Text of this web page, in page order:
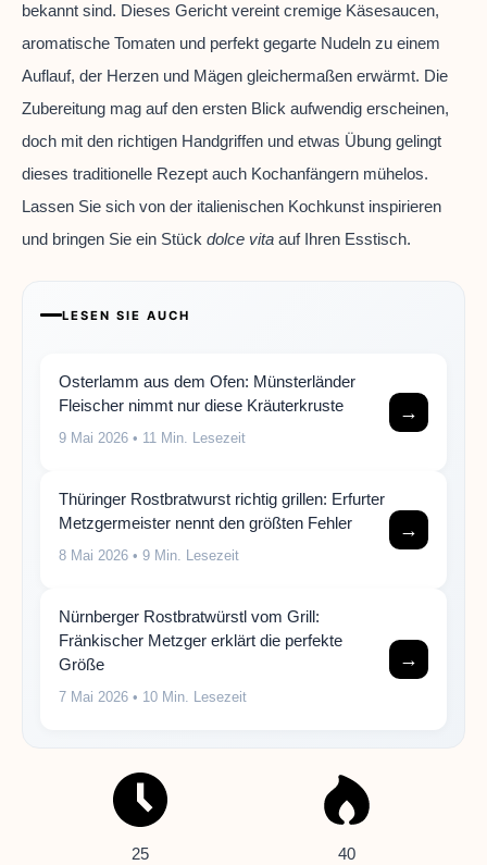
bekannt sind. Dieses Gericht vereint cremige Käsesaucen,
aromatische Tomaten und perfekt gegarte Nudeln zu einem
Auflauf, der Herzen und Mägen gleichermaßen erwärmt. Die
Zubereitung mag auf den ersten Blick aufwendig erscheinen,
doch mit den richtigen Handgriffen und etwas Übung gelingt
dieses traditionelle Rezept auch Kochanfängern mühelos.
Lassen Sie sich von der italienischen Kochkunst inspirieren
und bringen Sie ein Stück dolce vita auf Ihren Esstisch.
LESEN SIE AUCH
Osterlamm aus dem Ofen: Münsterländer
Fleischer nimmt nur diese Kräuterkruste
9 Mai 2026 • 11 Min. Lesezeit
→
Thüringer Rostbratwurst richtig grillen: Erfurter
Metzgermeister nennt den größten Fehler
8 Mai 2026 • 9 Min. Lesezeit
→
Nürnberger Rostbratwürstl vom Grill:
Fränkischer Metzger erklärt die perfekte
Größe
7 Mai 2026 • 10 Min. Lesezeit
→
25 40